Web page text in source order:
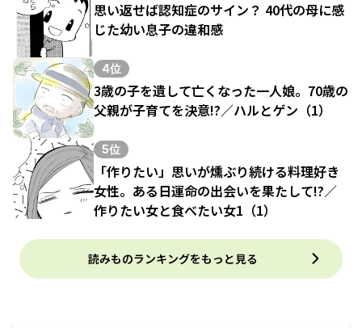
思い返せば認知症のサイン？ 40代の母に感
じた幼い息子の違和感
4位
3歳の子を遺して亡くなった一人娘。70歳の
父親が子育てを決意!?／ハルとゲン（1）
5位
「作りたい」思いが燻ぶり続ける料理好き
女性。ある日運命の出会いを果たして!?／
作りたい女と食べたい女1（1）
読みものランキングをもっと見る